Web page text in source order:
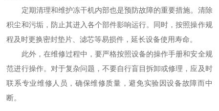
定期清理和维护冻干机内部也是预防故障的重要措施。清除
积尘和污垢，防止其进入各个部件影响运行。同时，按照操作规
程及时更换密封垫片、滤芯等易损件，延长设备使用寿命。
此外，在维修过程中，要严格按照设备的操作手册和安全规
范进行操作。对于复杂问题，不要自行盲目拆卸或修理，应及时
联系专业维修人员，确保维修质量，避免实验因设备故障而中
断。